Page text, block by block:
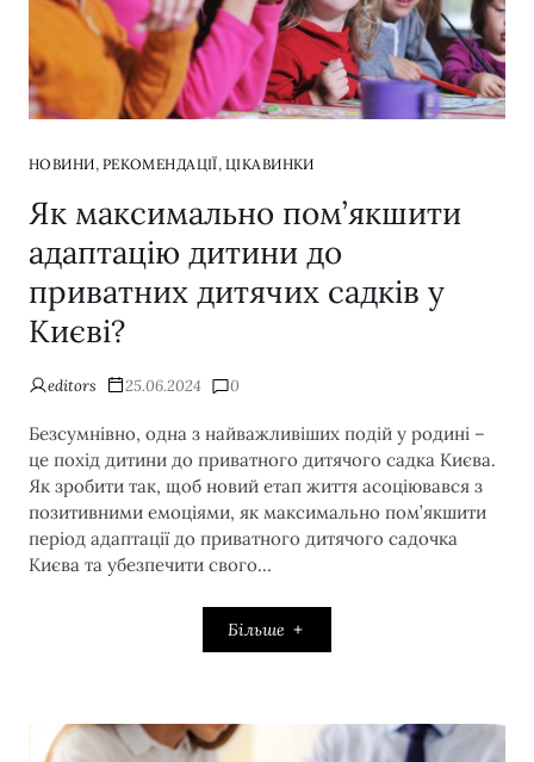
НОВИНИ, РЕКОМЕНДАЦІЇ, ЦІКАВИНКИ
Як максимально пом’якшити
адаптацію дитини до
приватних дитячих садків у
Києві?
editors 25.06.2024 0
Безсумнівно, одна з найважливіших подій у родині –
це похід дитини до приватного дитячого садка Києва.
Як зробити так, щоб новий етап життя асоціювався з
позитивними емоціями, як максимально пом’якшити
період адаптації до приватного дитячого садочка
Києва та убезпечити свого…
Більше